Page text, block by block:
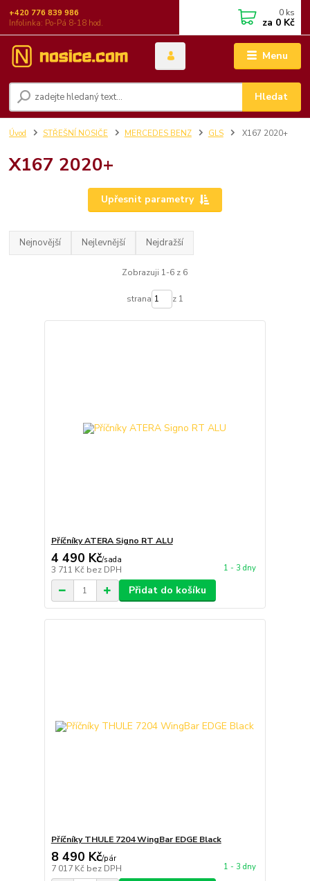
Menu
Hledat
+420 776 839 986
Infolinka: Po-Pá 8-18 hod.
0 ks
za 0 Kč
Úvod STŘEŠNÍ NOSIČE MERCEDES BENZ GLS X167 2020+
X167 2020+
Upřesnit parametry
Nejnovější Nejlevnější Nejdražší
Zobrazuji 1-6 z 6
strana z 1
Příčníky ATERA Signo RT ALU
4 490 Kč/sada
3 711 Kč bez DPH 1 - 3 dny
Přidat do košíku
Příčníky THULE 7204 WingBar EDGE Black
8 490 Kč/pár
7 017 Kč bez DPH 1 - 3 dny